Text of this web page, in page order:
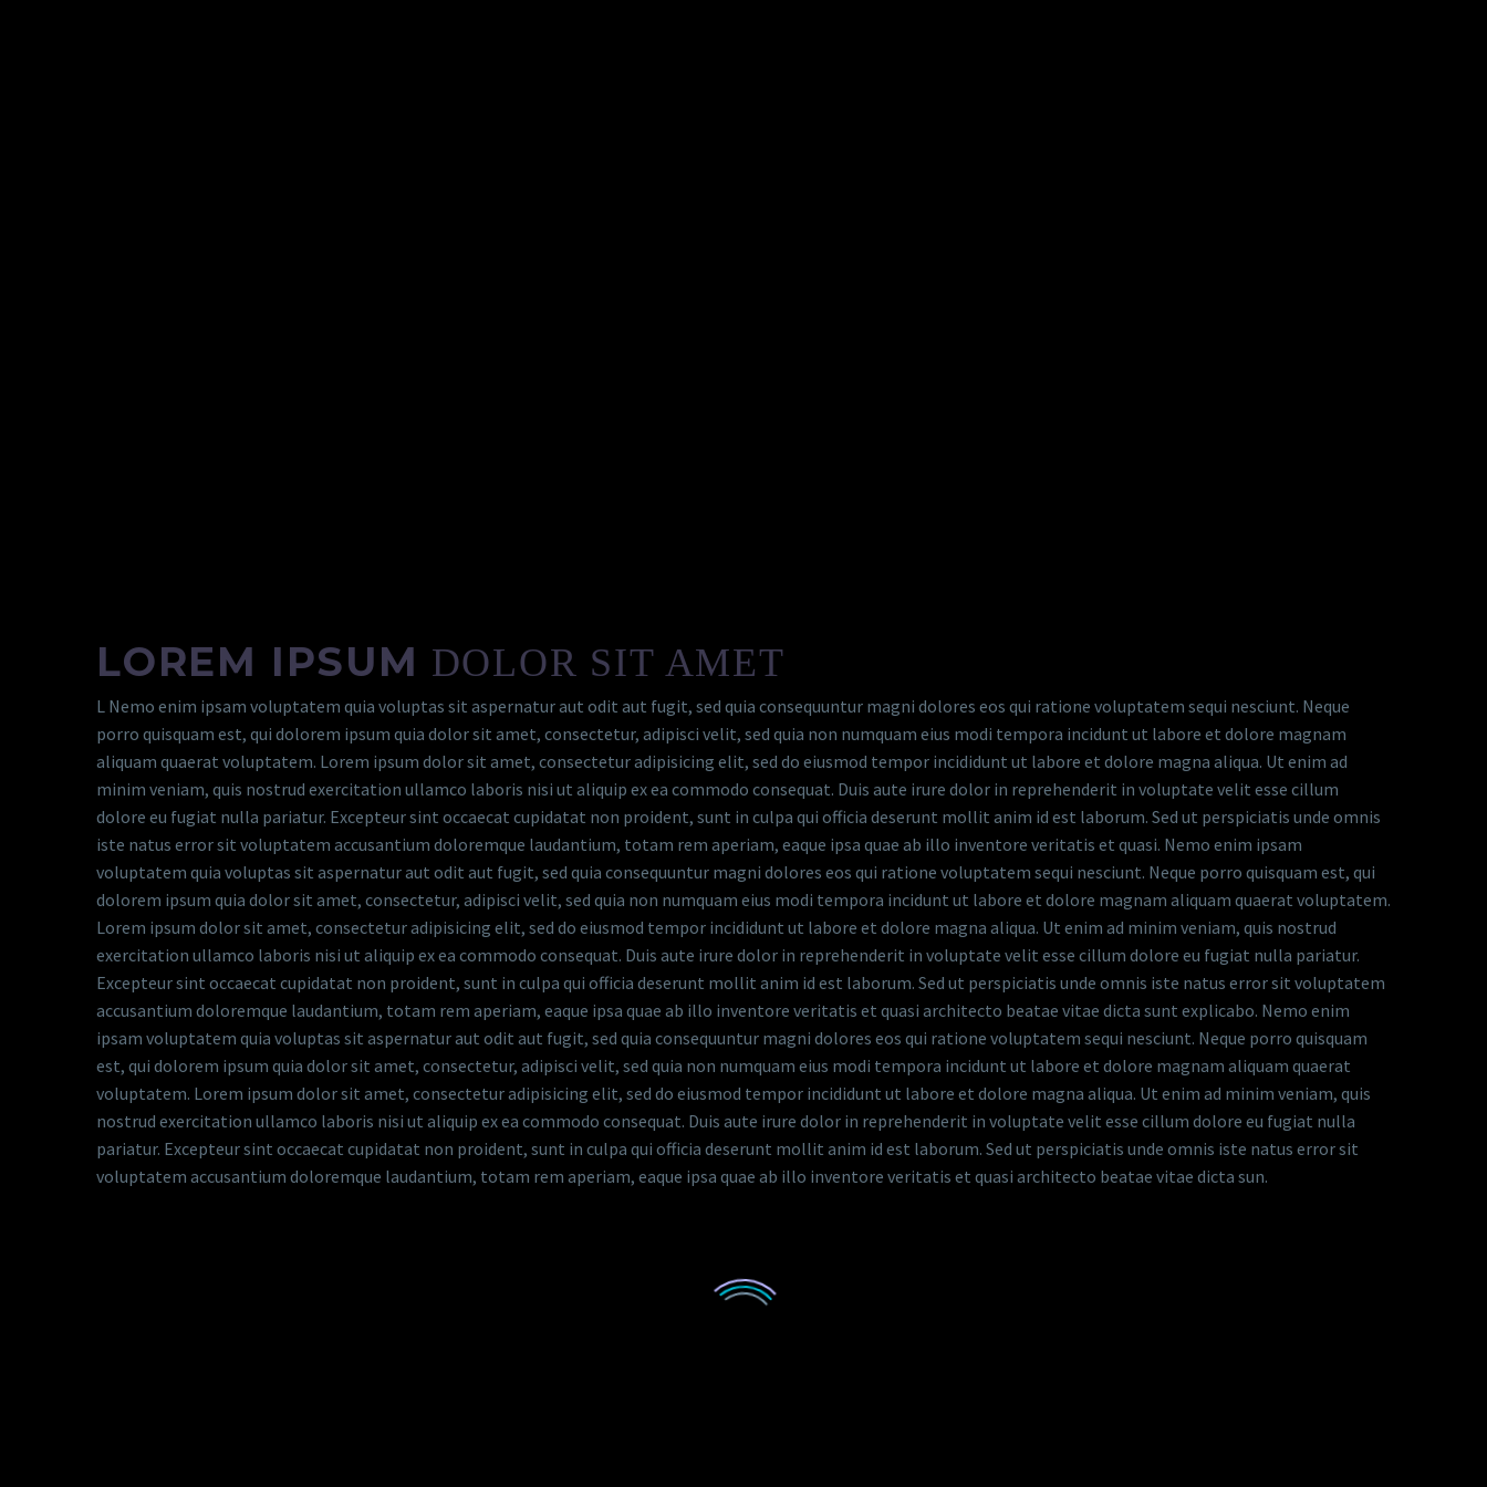
LOREM IPSUM DOLOR SIT AMET
L Nemo enim ipsam voluptatem quia voluptas sit aspernatur aut odit aut fugit, sed quia consequuntur magni dolores eos qui ratione voluptatem sequi nesciunt. Neque
porro quisquam est, qui dolorem ipsum quia dolor sit amet, consectetur, adipisci velit, sed quia non numquam eius modi tempora incidunt ut labore et dolore magnam
aliquam quaerat voluptatem. Lorem ipsum dolor sit amet, consectetur adipisicing elit, sed do eiusmod tempor incididunt ut labore et dolore magna aliqua. Ut enim ad
minim veniam, quis nostrud exercitation ullamco laboris nisi ut aliquip ex ea commodo consequat. Duis aute irure dolor in reprehenderit in voluptate velit esse cillum
dolore eu fugiat nulla pariatur. Excepteur sint occaecat cupidatat non proident, sunt in culpa qui officia deserunt mollit anim id est laborum. Sed ut perspiciatis unde omnis
iste natus error sit voluptatem accusantium doloremque laudantium, totam rem aperiam, eaque ipsa quae ab illo inventore veritatis et quasi. Nemo enim ipsam
voluptatem quia voluptas sit aspernatur aut odit aut fugit, sed quia consequuntur magni dolores eos qui ratione voluptatem sequi nesciunt. Neque porro quisquam est, qui
dolorem ipsum quia dolor sit amet, consectetur, adipisci velit, sed quia non numquam eius modi tempora incidunt ut labore et dolore magnam aliquam quaerat voluptatem.
Lorem ipsum dolor sit amet, consectetur adipisicing elit, sed do eiusmod tempor incididunt ut labore et dolore magna aliqua. Ut enim ad minim veniam, quis nostrud
exercitation ullamco laboris nisi ut aliquip ex ea commodo consequat. Duis aute irure dolor in reprehenderit in voluptate velit esse cillum dolore eu fugiat nulla pariatur.
Excepteur sint occaecat cupidatat non proident, sunt in culpa qui officia deserunt mollit anim id est laborum. Sed ut perspiciatis unde omnis iste natus error sit voluptatem
accusantium doloremque laudantium, totam rem aperiam, eaque ipsa quae ab illo inventore veritatis et quasi architecto beatae vitae dicta sunt explicabo. Nemo enim
ipsam voluptatem quia voluptas sit aspernatur aut odit aut fugit, sed quia consequuntur magni dolores eos qui ratione voluptatem sequi nesciunt. Neque porro quisquam
est, qui dolorem ipsum quia dolor sit amet, consectetur, adipisci velit, sed quia non numquam eius modi tempora incidunt ut labore et dolore magnam aliquam quaerat
voluptatem. Lorem ipsum dolor sit amet, consectetur adipisicing elit, sed do eiusmod tempor incididunt ut labore et dolore magna aliqua. Ut enim ad minim veniam, quis
nostrud exercitation ullamco laboris nisi ut aliquip ex ea commodo consequat. Duis aute irure dolor in reprehenderit in voluptate velit esse cillum dolore eu fugiat nulla
pariatur. Excepteur sint occaecat cupidatat non proident, sunt in culpa qui officia deserunt mollit anim id est laborum. Sed ut perspiciatis unde omnis iste natus error sit
voluptatem accusantium doloremque laudantium, totam rem aperiam, eaque ipsa quae ab illo inventore veritatis et quasi architecto beatae vitae dicta sun.